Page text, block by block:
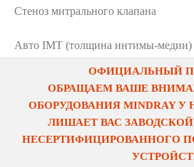
Стеноз митрального клапана
Авто IMT (толщина интимы-медии)
ОФИЦИАЛЬНЫЙ
ОБРАЩАЕМ ВАШЕ
ОБОРУДОВАНИЯ MINDRAY
ЛИШАЕТ ВАС
НЕСЕРТИФИЦИРОВАННОГО